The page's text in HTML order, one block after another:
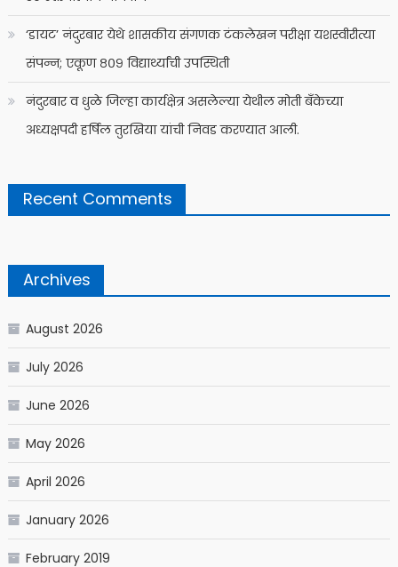
‘डायट’ नंदुरबार येथे शासकीय संगणक टंकलेखन परीक्षा यशस्वीरीत्या
संपन्न; एकूण ८०९ विद्यार्थ्यांची उपस्थिती
नंदुरबार व धुळे जिल्हा कार्यक्षेत्र असलेल्या येथील मोती बँकेच्या
अध्यक्षपदी हर्षिल तुरखिया यांची निवड करण्यात आली.
Recent Comments
Archives
August 2026
July 2026
June 2026
May 2026
April 2026
January 2026
February 2019